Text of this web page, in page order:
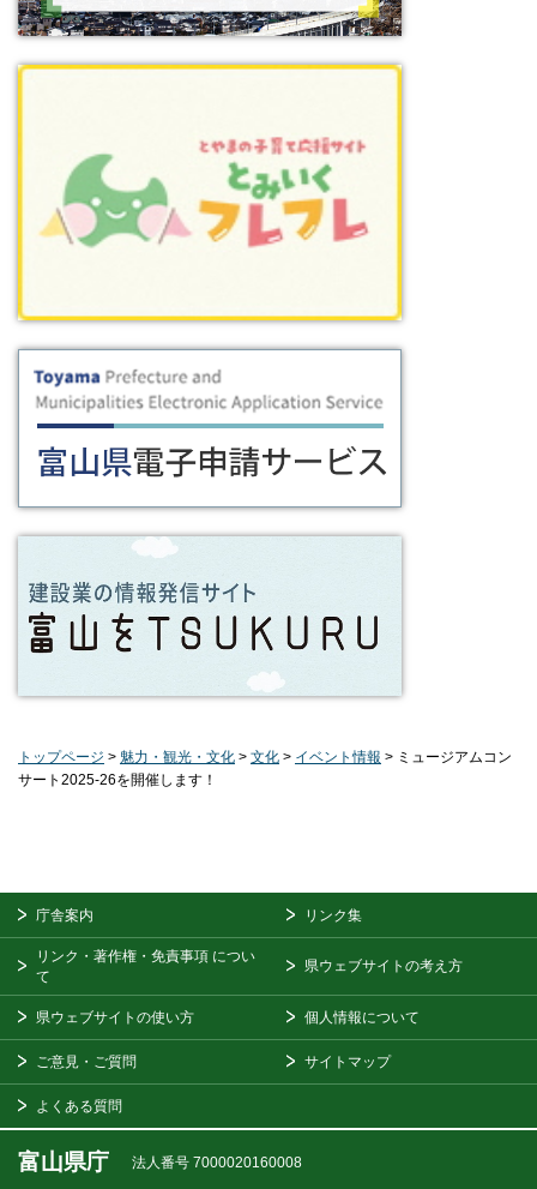
トップページ > 魅力・観光・文化 > 文化 > イベント情報 > ミュージアムコン
サート2025-26を開催します！
庁舎案内 リンク集
リンク・著作権・免責事項 につい
て
県ウェブサイトの考え方
県ウェブサイトの使い方 個人情報について
ご意見・ご質問 サイトマップ
よくある質問
富山県庁 法人番号 7000020160008